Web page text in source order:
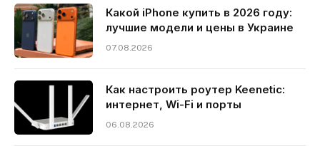
Какой iPhone купить в 2026 году:
лучшие модели и цены в Украине
07.08.2026
Как настроить роутер Keenetic:
интернет, Wi-Fi и порты
06.08.2026